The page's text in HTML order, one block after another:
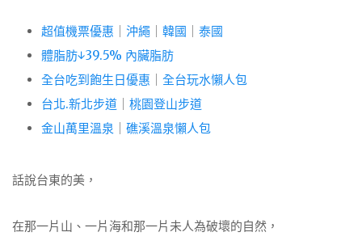
超值機票優惠 沖繩 韓國
泰國
體脂肪↓39.5% 內臟脂肪
全台吃到飽生日優惠
全台玩水懶人包
台北.新北步道
桃園登山步道
金山萬里溫泉
礁溪溫泉懶人包
話說台東的美，
在那一片山、一片海和那一片未人為破壞的自然，